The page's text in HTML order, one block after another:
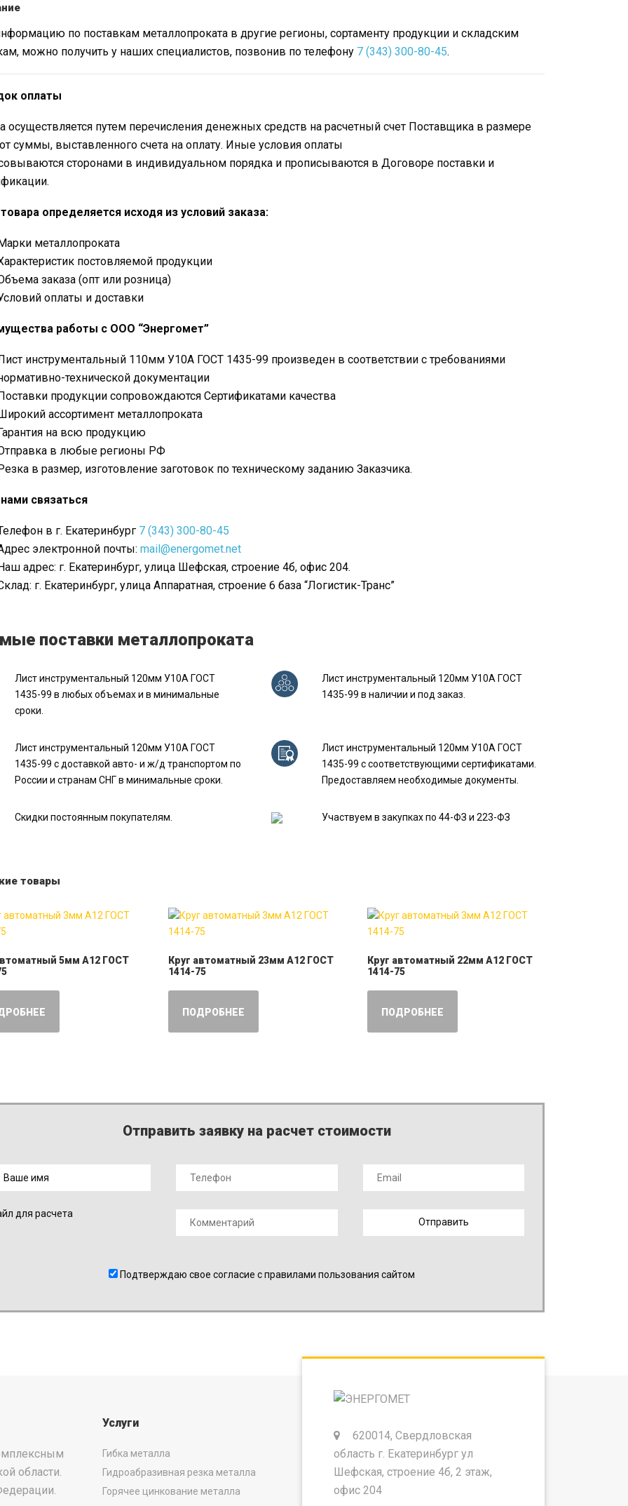
по поставкам металлопроката в другие регионы, сортаменту продукции и складским
можно получить у наших специалистов, позвонив по телефону 7 (343) 300-80-45.
оплаты
осуществляется путем перечисления денежных средств на расчетный счет Поставщика в размере
суммы, выставленного счета на оплату. Иные условия оплаты
сторонами в индивидуальном порядка и прописываются в Договоре поставки и
определяется исходя из условий заказа:
металлопроката
постовляемой продукции
заказа (опт или розница)
оплаты и доставки
работы с ООО “Энергомет”
инструментальный 110мм У10А ГОСТ 1435-99 произведен в соответствии с требованиями
технической документации
продукции сопровождаются Сертификатами качества
ассортимент металлопроката
на всю продукцию
в любые регионы РФ
в размер, изготовление заготовок по техническому заданию Заказчика.
связаться
в г. Екатеринбург 7 (343) 300-80-45
электронной почты: mail@energomet.net
адрес: г. Екатеринбург, улица Шефская, строение 4б, офис 204.
г. Екатеринбург, улица Аппаратная, строение 6 база “Логистик-Транс”
поставки металлопроката
Лист инструментальный 120мм У10А ГОСТ
1435-99 в любых объемах и в минимальные
сроки.
Лист инструментальный 120мм У10А ГОСТ
1435-99 в наличии и под заказ.
Лист инструментальный 120мм У10А ГОСТ
1435-99 с доставкой авто- и ж/д транспортом по
России и странам СНГ в минимальные сроки.
Лист инструментальный 120мм У10А ГОСТ
1435-99 с соответствующими сертификатами.
Предоставляем необходимые документы.
Скидки постоянным покупателям. Участвуем в закупках по 44-ФЗ и 223-ФЗ
товары
5мм А12 ГОСТ
Круг автоматный 23мм А12 ГОСТ
1414-75
ПОДРОБНЕЕ
Круг автоматный 22мм А12 ГОСТ
1414-75
ПОДРОБНЕЕ
Отправить заявку на расчет стоимости
для расчета
Подтверждаю свое согласие с правилами пользования сайтом
области.
Услуги
Гибка металла
Гидроабразивная резка металла
Горячее цинкование металла
620014, Свердловская
область г. Екатеринбург ул
Шефская, строение 4б, 2 этаж,
офис 204